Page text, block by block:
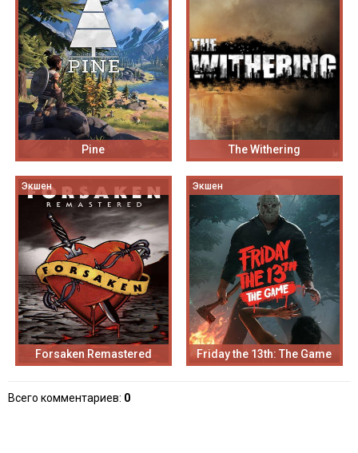
Pine The Withering
Экшен
Forsaken Remastered
Экшен
Friday the 13th: The Game
Всего комментариев: 0